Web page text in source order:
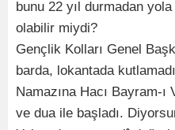
bunu 22 yıl durmadan
olabilir miydi?
Gençlik Kolları Genel
barda, lokantada
Namazına Hacı Bayram-
ve dua ile başladı.